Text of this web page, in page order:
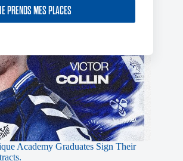
PRENDS MES PLACES
Academy Graduates Sign Their